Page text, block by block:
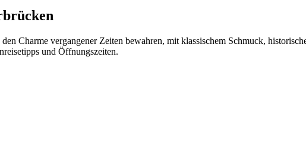
Charme vergangener Zeiten bewahren, mit klassischem Schmuck,
und Öffnungszeiten.